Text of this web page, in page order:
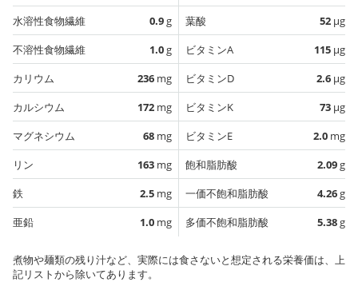
水溶性食物繊維
0.9g
不溶性食物繊維
1.0g
カリウム
236 mg
カルシウム
172 mg
マグネシウム
68 mg
リン
163 mg
鉄
2.5 mg
亜鉛
1.0 mg
葉酸
52 µg
ビタミンA
115 µg
ビタミンD
2.6 µg
ビタミンK
73 µg
ビタミンE
2.0 mg
飽和脂肪酸
2.09g
一価不飽和脂肪酸
4.26g
多価不飽和脂肪酸
5.38g
煮物や麺類の残り汁など、実際には食さないと想定される栄養価は、上
記リストから除いてあります。